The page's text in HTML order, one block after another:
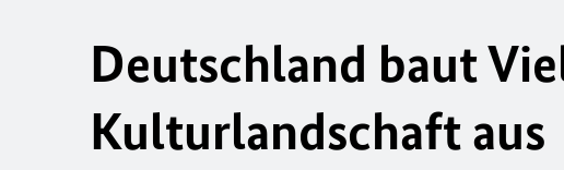
Deutschland baut
Kulturlandschaft aus